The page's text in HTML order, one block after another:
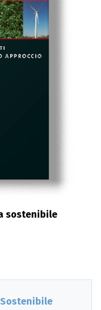
sostenibile